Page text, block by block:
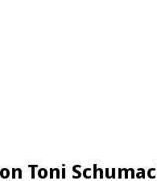
Toni